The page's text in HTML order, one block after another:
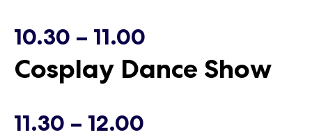
Lauantai
16.05.2026
Lauantai
16.05.2026
10.30 – 11.00
Cosplay Dance Show
11.30 – 12.00